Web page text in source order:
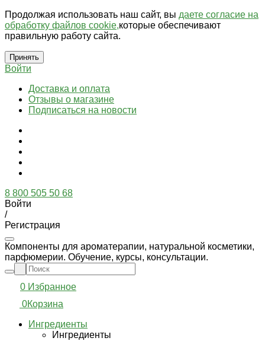
Продолжая использовать наш сайт, вы даете согласие на
обработку файлов cookie,которые обеспечивают
правильную работу сайта.
Принять
Войти
Доставка и оплата
Отзывы о магазине
Подписаться на новости
8 800 505 50 68
Войти
/
Регистрация
Компоненты для ароматерапии, натуральной косметики,
парфюмерии. Обучение, курсы, консультации.
0 Избранное
0Корзина
Ингредиенты
Ингредиенты